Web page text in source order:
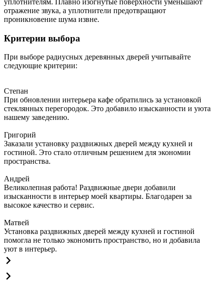
отражение звука, а уплотнители предотвращают
проникновение шума извне.
Критерии выбора
При выборе радиусных деревянных дверей учитывайте
следующие критерии:
Степан
При обновлении интерьера кафе обратились за установкой
стеклянных перегородок. Это добавило изысканности и уюта
нашему заведению.
Григорий
Заказали установку раздвижных дверей между кухней и
гостиной. Это стало отличным решением для экономии
пространства.
Андрей
Великолепная работа! Раздвижные двери добавили
изысканности в интерьер моей квартиры. Благодарен за
высокое качество и сервис.
Матвей
Установка раздвижных дверей между кухней и гостиной
помогла не только экономить пространство, но и добавила
уют в интерьер.